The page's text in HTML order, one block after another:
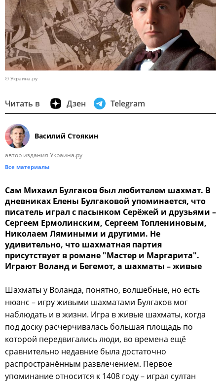
© Украина.ру
Читать в Дзен Telegram
Василий Стоякин
автор издания Украина.ру
Все материалы
Сам Михаил Булгаков был любителем шахмат. В
дневниках Елены Булгаковой упоминается, что
писатель играл с пасынком Серёжей и друзьями –
Сергеем Ермолинским, Сергеем Топлениновым,
Николаем Лямиными и другими. Не
удивительно, что шахматная партия
присутствует в романе "Мастер и Маргарита".
Играют Воланд и Бегемот, а шахматы – живые
Шахматы у Воланда, понятно, волшебные, но есть
нюанс – игру живыми шахматами Булгаков мог
наблюдать и в жизни. Игра в живые шахматы, когда
под доску расчерчивалась большая площадь по
которой передвигались люди, во времена ещё
сравнительно недавние была достаточно
распространённым развлечением. Первое
упоминание относится к 1408 году – играл султан